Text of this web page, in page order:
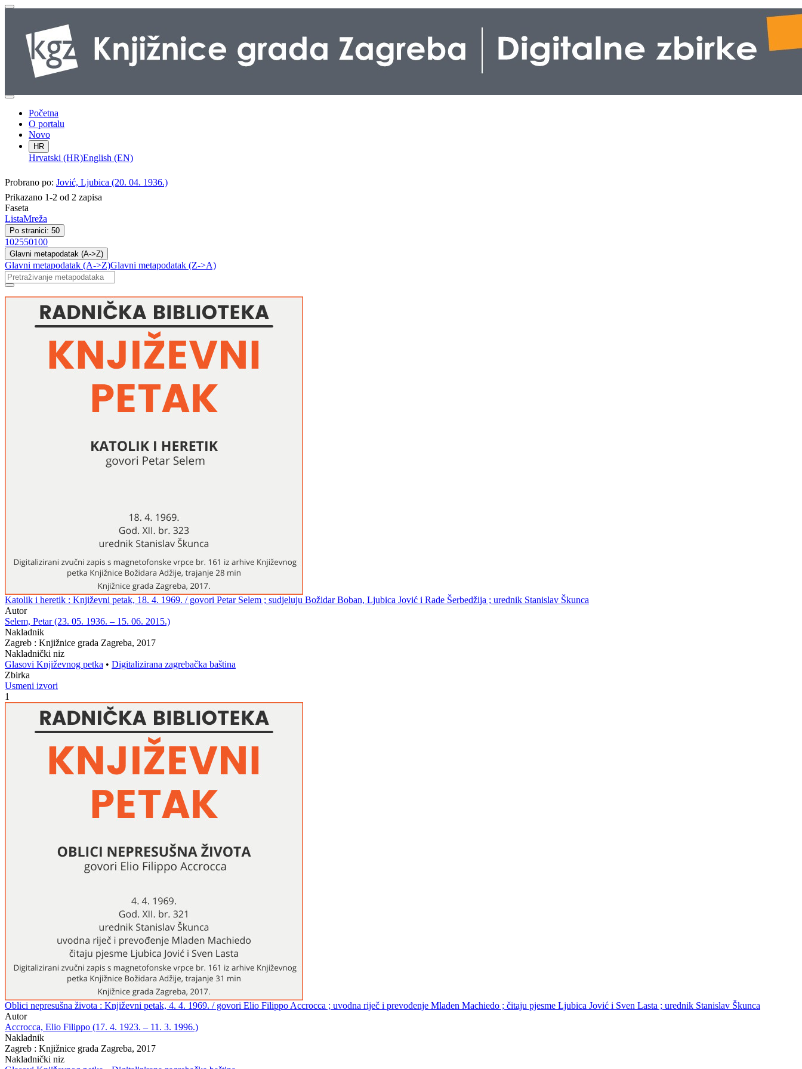
Početna
O portalu
Novo
HR
Hrvatski (HR)English (EN)
Probrano po: Jović, Ljubica (20. 04. 1936.)
Prikazano 1-2 od 2 zapisa
Faseta
ListaMreža
Po stranici: 50
102550100
Glavni metapodatak (A->Z)
Glavni metapodatak (A->Z)Glavni metapodatak (Z->A)
Katolik i heretik : Književni petak, 18. 4. 1969. / govori Petar Selem ; sudjeluju Božidar Boban, Ljubica Jović i Rade Šerbedžija ; urednik Stanislav Škunca
Autor
Selem, Petar (23. 05. 1936. – 15. 06. 2015.)
Nakladnik
Zagreb : Knjižnice grada Zagreba, 2017
Nakladnički niz
Glasovi Književnog petka • Digitalizirana zagrebačka baština
Zbirka
Usmeni izvori
1
Oblici nepresušna života : Književni petak, 4. 4. 1969. / govori Elio Filippo Accrocca ; uvodna riječ i prevođenje Mladen Machiedo ; čitaju pjesme Ljubica Jović i Sven Lasta ; urednik Stanislav Škunca
Autor
Accrocca, Elio Filippo (17. 4. 1923. – 11. 3. 1996.)
Nakladnik
Zagreb : Knjižnice grada Zagreba, 2017
Nakladnički niz